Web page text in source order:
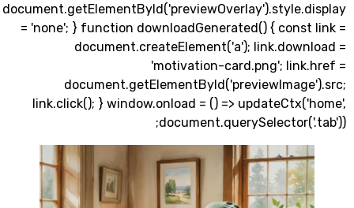
= 'none'; } function downloadGenerated() {
document.createElement('a');
'motivation-card.png';
link.click(); } window.onload = () =>